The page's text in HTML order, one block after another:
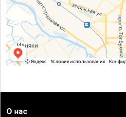
О нас